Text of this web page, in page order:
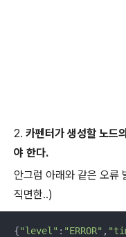
2. 카펜터가 생성할 노드
야 한다.
안그럼 아래와 같은 오류
직면한..)
{"level" : "ERROR" ,